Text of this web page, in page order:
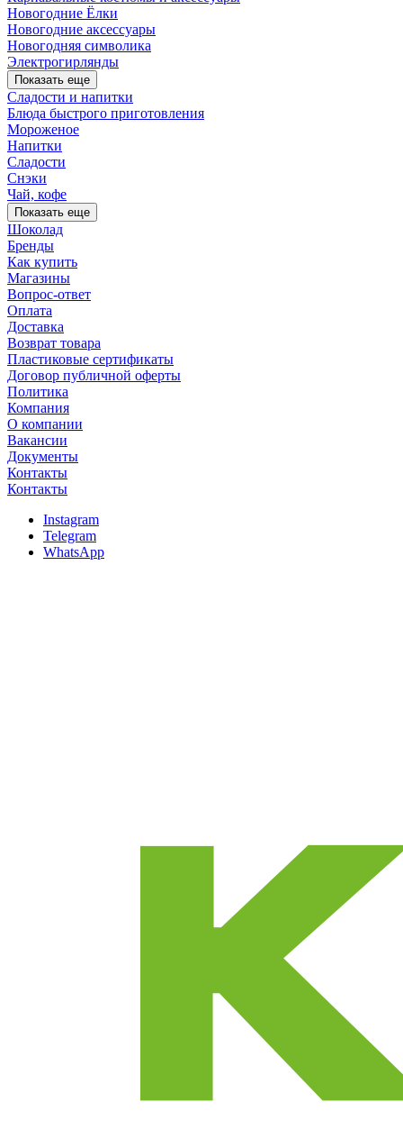
Новогодние Ёлки
Новогодние аксессуары
Новогодняя символика
Электрогирлянды
Показать еще
Сладости и напитки
Блюда быстрого приготовления
Мороженое
Напитки
Сладости
Снэки
Чай, кофе
Показать еще
Шоколад
Бренды
Как купить
Магазины
Вопрос-ответ
Оплата
Доставка
Возврат товара
Пластиковые сертификаты
Договор публичной оферты
Политика
Компания
О компании
Вакансии
Документы
Контакты
Контакты
Instagram
Telegram
WhatsApp